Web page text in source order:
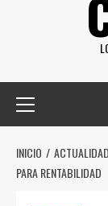
principal
INICIO ACTUALIDAD
PARA RENTABILIDAD